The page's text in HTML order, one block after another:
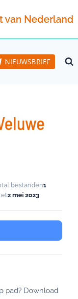
van Nederland
NIEUWSBRIEF
bestanden1
2 mei 2023
pad? Download